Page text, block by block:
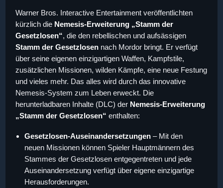
Warner Bros. Interactive Entertainment veröffentlichten
kürzlich die Nemesis-Erweiterung „Stamm der
Gesetzlosen“, die den rebellischen und aufsässigen
Stamm der Gesetzlosen nach Mordor bringt. Er verfügt
über seine eigenen einzigartigen Waffen, Kampfstile,
zusätzlichen Missionen, wilden Kämpfe, eine neue Festung
und vieles mehr. Das alles wird durch das innovative
Nemesis-System zum Leben erweckt. Die
herunterladbaren Inhalte (DLC) der Nemesis-Erweiterung
„Stamm der Gesetzlosen“ enthalten:
Gesetzlosen-Auseinandersetzungen – Mit den
neuen Missionen können Spieler Hauptmännern des
Stammes der Gesetzlosen entgegentreten und jede
Auseinandersetzung verfügt über eigene einzigartige
Herausforderungen.